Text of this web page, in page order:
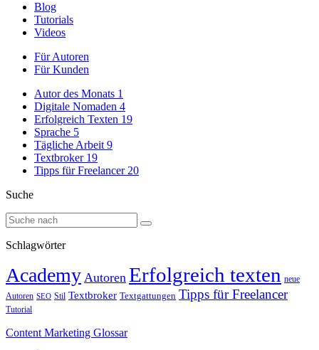
Blog
Tutorials
Videos
Für Autoren
Für Kunden
Autor des Monats 1
Digitale Nomaden 4
Erfolgreich Texten 19
Sprache 5
Tägliche Arbeit 9
Textbroker 19
Tipps für Freelancer 20
Suche
Schlagwörter
Academy Autoren Erfolgreich texten neue
Autoren SEO Stil Textbroker Textgattungen Tipps für Freelancer
Tutorial
Content Marketing Glossar